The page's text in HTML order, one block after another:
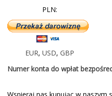
PLN:
EUR, USD, GBP
Numer konta do wpłat
Wspieraj nas kupując w naszym